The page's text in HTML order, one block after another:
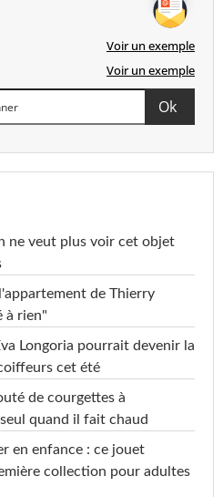
Voir un exemple
Voir un exemple
ne veut plus voir cet objet
de Thierry
à rien"
Longoria pourrait devenir la
cet été
de courgettes à
quand il fait chaud
en enfance : ce jouet
collection pour adultes